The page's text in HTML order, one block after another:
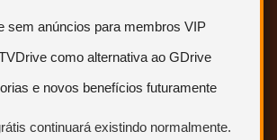
sem anúncios para membros VIP
como alternativa ao GDrive
e novos benefícios futuramente
continuará existindo normalmente.
no botão “BAIXAR” e você
para a página
links de download.
,
,
, ,